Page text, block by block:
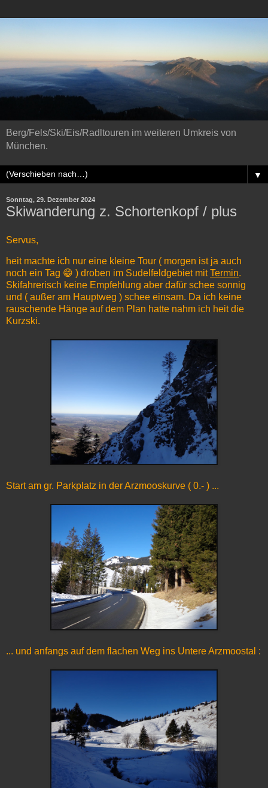
Berg/Fels/Ski/Eis/Radltouren im weiteren Umkreis von
München.
▼
Sonntag, 29. Dezember 2024
Skiwanderung z. Schortenkopf / plus
Servus,
heit machte ich nur eine kleine Tour ( morgen ist ja auch
noch ein Tag 😁 ) droben im Sudelfeldgebiet mitTermin.
Skifahrerisch keine Empfehlung aber dafür schee sonnig
und ( außer am Hauptweg ) schee einsam. Da ich keine
rauschende Hänge auf dem Plan hatte nahm ich heit die
Kurzski.
Start am gr. Parkplatz in der Arzmooskurve ( 0.- ) ...
... und anfangs auf dem flachen Weg ins Untere Arzmoostal :